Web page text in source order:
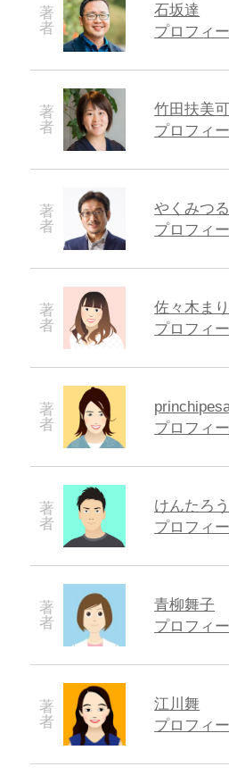
石坂達
プロフィ
竹田扶美可
プロフィ
やくみつる
プロフィ
佐々木ま
プロフィ
プロフィ
けんたろう
プロフィ
青柳舞子
プロフィ
江川舞
プロフィ